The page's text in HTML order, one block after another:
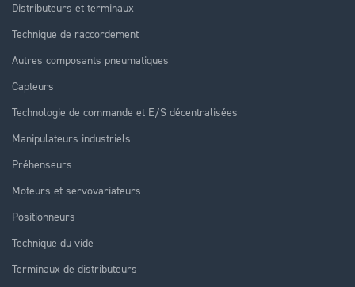
Distributeurs et terminaux
Technique de raccordement
Autres composants pneumatiques
Capteurs
Technologie de commande et E/S décentralisées
Manipulateurs industriels
Préhenseurs
Moteurs et servovariateurs
Positionneurs
Technique du vide
Terminaux de distributeurs